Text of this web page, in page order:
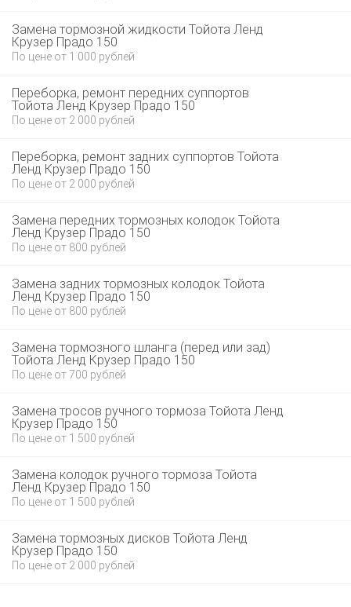
Замена тормозной жидкости Тойота Ленд
Крузер Прадо 150
По цене от 1 000 рублей
Переборка, ремонт передних суппортов
Тойота Ленд Крузер Прадо 150
По цене от 2 000 рублей
Переборка, ремонт задних суппортов Тойота
Ленд Крузер Прадо 150
По цене от 2 000 рублей
Замена передних тормозных колодок Тойота
Ленд Крузер Прадо 150
По цене от 800 рублей
Замена задних тормозных колодок Тойота
Ленд Крузер Прадо 150
По цене от 800 рублей
Замена тормозного шланга (перед или зад)
Тойота Ленд Крузер Прадо 150
По цене от 700 рублей
Замена тросов ручного тормоза Тойота Ленд
Крузер Прадо 150
По цене от 1 500 рублей
Замена колодок ручного тормоза Тойота
Ленд Крузер Прадо 150
По цене от 1 500 рублей
Замена тормозных дисков Тойота Ленд
Крузер Прадо 150
По цене от 2 000 рублей